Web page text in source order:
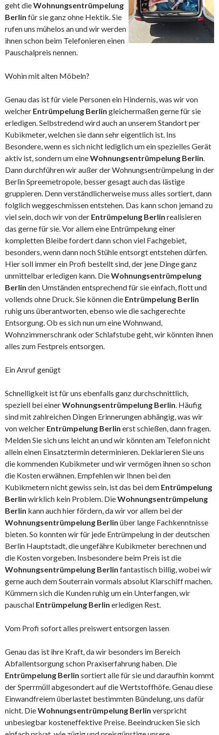
geht dieWohnungsentrümpelung
Berlin für sie ganz ohne Hektik. Sie
rufen uns mühelos an und wir werden
ihnen schon beim Telefonieren einen
Pauschalpreis nennen.
Wohin mit alten Möbeln?
Genau das ist für viele Personen ein Hindernis, was wir von
welcher Entrümpelung Berlin gleichermaßen gerne für sie
erledigen. Selbstredend wird auch an unserem Standort per
Kubikmeter, welchen sie dann sehr eigentlich ist. Ins
Besondere, wenn es sich nicht lediglich um ein spezielles Gerät
aktiv ist, sondern um eineWohnungsentrümpelung Berlin.
Dann durchführen wir außer der Wohnungsentrümpelung in der
Berlin Spreemetropole, besser gesagt auch das lästige
gruppieren. Denn verständlicherweise muss alles sortiert, dann
folglich weggeschmissen entstehen. Das kann schon jemand zu
viel sein, doch wir von der Entrümpelung Berlin realisieren
das gerne für sie. Vor allem eine Entrümpelung einer
kompletten Bleibe fordert dann schon viel Fachgebiet,
besonders, wenn dann noch Stühle entsorgt entstehen dürfen.
Hier soll immer ein Profi bestellt sind, der jene Dinge ganz
unmittelbar erledigen kann. DieWohnungsentrümpelung
Berlin den Umständen entsprechend für sie einfach, flott und
vollends ohne Druck. Sie können die Entrümpelung Berlin
ruhig uns überantworten, ebenso wie die sachgerechte
Entsorgung. Ob es sich nun um eine Wohnwand,
Wohnzimmerschrank oder Schlafstube geht, wir könnten ihnen
alles zum Festpreis entsorgen.
Ein Anruf genügt
Schnelligkeit ist für uns ebenfalls ganz durchschnittlich,
speziell bei einerWohnungsentrümpelung Berlin. Häufig
sind mit zahlreichen Dingen Erinnerungen abhängig, was wir
von welcher Entrümpelung Berlin erst schießen, dann fragen.
Melden Sie sich uns leicht an und wir könnten am Telefon nicht
allein einen Einsatztermin determinieren. Deklarieren Sie uns
die kommenden Kubikmeter und wir vermögen ihnen so schon
die Kosten erwähnen. Empfehlen wir Ihnen bei den
Kubikmetern nicht gewiss sein, ist das bei dem Entrümpelung
Berlin wirklich kein Problem. DieWohnungsentrümpelung
Berlin kann auch hier fördern, da wir vor allem bei der
Wohnungsentrümpelung Berlin über lange Fachkenntnisse
bieten. So konnten wir für jede Entrümpelung in der deutschen
Berlin Hauptstadt, die ungefähre Kubikmeter berechnen und
die Kosten vorgeben. Insbesondere beim Preis ist die
Wohnungsentrümpelung Berlin fantastisch billig, wobei wir
gerne auch dem Souterrain vormals absolut Klarschiff machen.
Kümmern sich die Kunden ruhig um ein Unterfangen, wir
pauschal Entrümpelung Berlin erledigen Rest.
Vom Profi sofort alles preiswert entsorgen lassen
Genau das ist ihre Kraft, da wir besonders im Bereich
Abfallentsorgung schon Praxiserfahrung haben. Die
Entrümpelung Berlin sortiert alle für sie und daraufhin kommt
der Sperrmüll abgesondert auf die Wertstoffhöfe. Genau diese
Einwandfreiem überlastet bestimmten Bündelung, uns dafür
nicht. DieWohnungsentrümpelung Berlin verspricht
unbesiegbar kosteneffektive Preise. Beeindrucken Sie sich